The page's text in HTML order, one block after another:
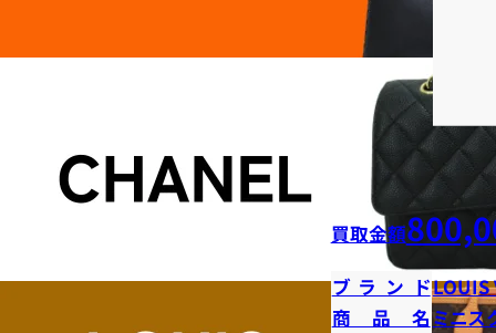
買取金額
ブランドLOUIS
商品名ミニス